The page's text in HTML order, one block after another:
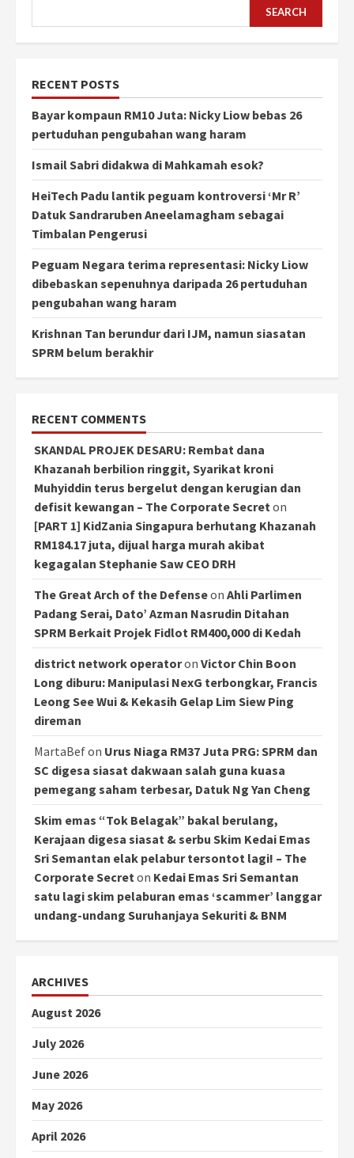
SEARCH
RECENT POSTS
Bayar kompaun RM10 Juta: Nicky Liow bebas 26
pertuduhan pengubahan wang haram
Ismail Sabri didakwa di Mahkamah esok?
HeiTech Padu lantik peguam kontroversi ‘Mr R’
Datuk Sandraruben Aneelamagham sebagai
Timbalan Pengerusi
Peguam Negara terima representasi: Nicky Liow
dibebaskan sepenuhnya daripada 26 pertuduhan
pengubahan wang haram
Krishnan Tan berundur dari IJM, namun siasatan
SPRM belum berakhir
RECENT COMMENTS
SKANDAL PROJEK DESARU: Rembat dana
Khazanah berbilion ringgit, Syarikat kroni
Muhyiddin terus bergelut dengan kerugian dan
defisit kewangan – The Corporate Secreton
[PART 1] KidZania Singapura berhutang Khazanah
RM184.17 juta, dijual harga murah akibat
kegagalan Stephanie Saw CEO DRH
The Great Arch of the Defenseon Ahli Parlimen
Padang Serai, Dato’ Azman Nasrudin Ditahan
SPRM Berkait Projek Fidlot RM400,000 di Kedah
district network operatoron Victor Chin Boon
Long diburu: Manipulasi NexG terbongkar, Francis
Leong See Wui & Kekasih Gelap Lim Siew Ping
direman
MartaBefon Urus Niaga RM37 Juta PRG: SPRM dan
SC digesa siasat dakwaan salah guna kuasa
pemegang saham terbesar, Datuk Ng Yan Cheng
Skim emas “Tok Belagak” bakal berulang,
Kerajaan digesa siasat & serbu Skim Kedai Emas
Sri Semantan elak pelabur tersontot lagi! – The
Corporate Secreton Kedai Emas Sri Semantan
satu lagi skim pelaburan emas ‘scammer’ langgar
undang-undang Suruhanjaya Sekuriti & BNM
ARCHIVES
August 2026
July 2026
June 2026
May 2026
April 2026